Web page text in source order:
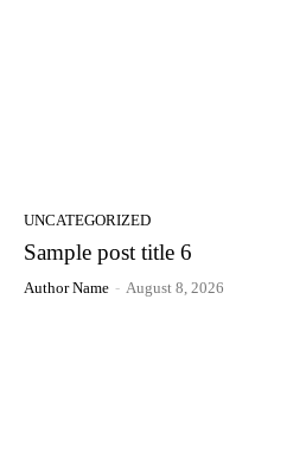
UNCATEGORIZED
Sample post title 6
Author Name - August 8, 2026